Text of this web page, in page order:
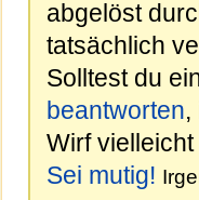
abgelöst
tatsächlich
Solltest du
beantworten,
Wirf
Sei mutig!